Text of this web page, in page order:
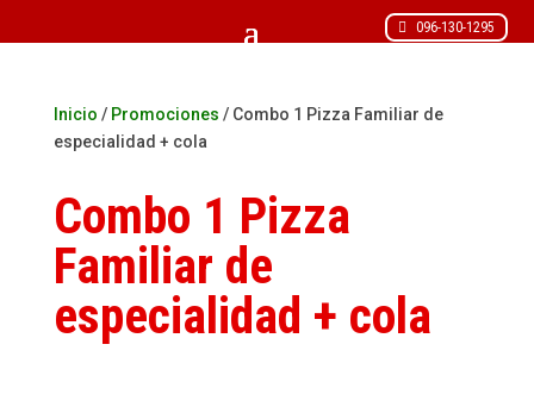
096-130-1295
Inicio / Promociones / Combo 1 Pizza Familiar de
especialidad + cola
Combo 1 Pizza
Familiar de
especialidad + cola